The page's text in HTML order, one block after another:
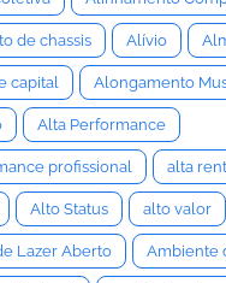
de chassis Alívio
capital Alongamento
Alta Performance
profissional alta
Alto Status alto valor
Lazer Aberto Ambiente